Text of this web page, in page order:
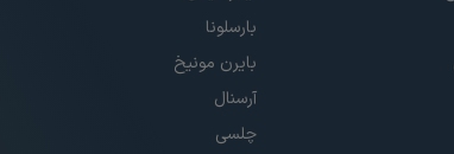
بارسلونا
بایرن مونیخ
آرسنال
چلسی